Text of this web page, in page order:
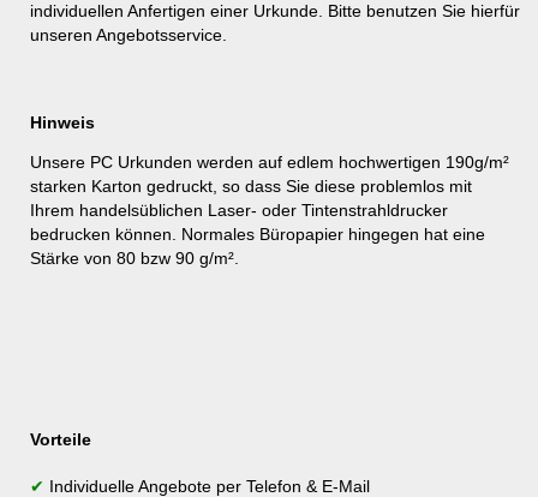
individuellen Anfertigen einer Urkunde. Bitte benutzen Sie hierfür
unseren Angebotsservice
Hinweis
Unsere PC Urkunden werden auf edlem hochwertigen 190g/m²
starken Karton gedruckt, so dass Sie diese problemlos mit
Ihrem handelsüblichen Laser- oder Tintenstrahldrucker
bedrucken können. Normales Büropapier hingegen hat eine
Stärke von 80 bzw 90 g/m².
Vorteile
✔ Individuelle Angebote per Telefon & E-Mail